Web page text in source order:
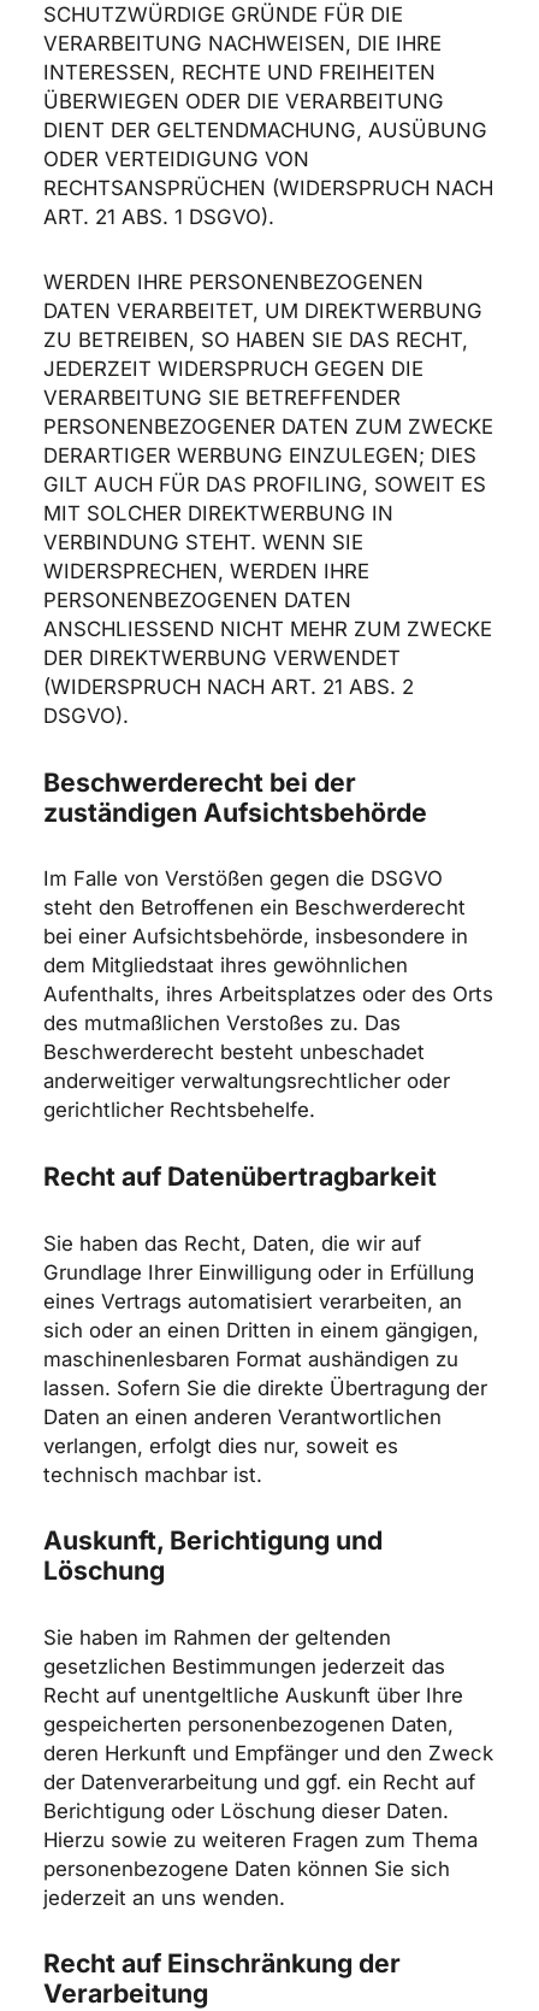
SCHUTZWÜRDIGE GRÜNDE FÜR DIE
VERARBEITUNG NACHWEISEN, DIE IHRE
INTERESSEN, RECHTE UND FREIHEITEN
ÜBERWIEGEN ODER DIE VERARBEITUNG
DIENT DER GELTENDMACHUNG, AUSÜBUNG
ODER VERTEIDIGUNG VON
RECHTSANSPRÜCHEN (WIDERSPRUCH NACH
ART. 21 ABS. 1 DSGVO).
WERDEN IHRE PERSONENBEZOGENEN
DATEN VERARBEITET, UM DIREKTWERBUNG
ZU BETREIBEN, SO HABEN SIE DAS RECHT,
JEDERZEIT WIDERSPRUCH GEGEN DIE
VERARBEITUNG SIE BETREFFENDER
PERSONENBEZOGENER DATEN ZUM ZWECKE
DERARTIGER WERBUNG EINZULEGEN; DIES
GILT AUCH FÜR DAS PROFILING, SOWEIT ES
MIT SOLCHER DIREKTWERBUNG IN
VERBINDUNG STEHT. WENN SIE
WIDERSPRECHEN, WERDEN IHRE
PERSONENBEZOGENEN DATEN
ANSCHLIESSEND NICHT MEHR ZUM ZWECKE
DER DIREKTWERBUNG VERWENDET
(WIDERSPRUCH NACH ART. 21 ABS. 2
DSGVO).
Beschwerde­recht bei der
zuständigen Aufsichts­behörde
Im Falle von Verstößen gegen die DSGVO
steht den Betroffenen ein Beschwerderecht
bei einer Aufsichtsbehörde, insbesondere in
dem Mitgliedstaat ihres gewöhnlichen
Aufenthalts, ihres Arbeitsplatzes oder des Orts
des mutmaßlichen Verstoßes zu. Das
Beschwerderecht besteht unbeschadet
anderweitiger verwaltungsrechtlicher oder
gerichtlicher Rechtsbehelfe.
Recht auf Daten­übertrag­barkeit
Sie haben das Recht, Daten, die wir auf
Grundlage Ihrer Einwilligung oder in Erfüllung
eines Vertrags automatisiert verarbeiten, an
sich oder an einen Dritten in einem gängigen,
maschinenlesbaren Format aushändigen zu
lassen. Sofern Sie die direkte Übertragung der
Daten an einen anderen Verantwortlichen
verlangen, erfolgt dies nur, soweit es
technisch machbar ist.
Auskunft, Berichtigung und
Löschung
Sie haben im Rahmen der geltenden
gesetzlichen Bestimmungen jederzeit das
Recht auf unentgeltliche Auskunft über Ihre
gespeicherten personenbezogenen Daten,
deren Herkunft und Empfänger und den Zweck
der Datenverarbeitung und ggf. ein Recht auf
Berichtigung oder Löschung dieser Daten.
Hierzu sowie zu weiteren Fragen zum Thema
personenbezogene Daten können Sie sich
jederzeit an uns wenden.
Recht auf Einschränkung der
Verarbeitung